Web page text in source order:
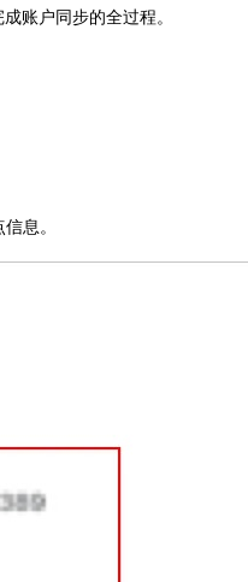
账户同步的全过程。
息。